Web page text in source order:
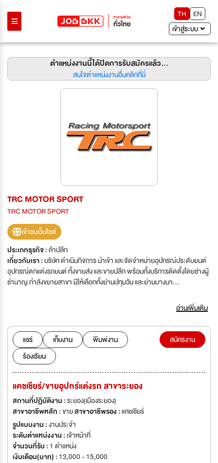
TH
EN
เข้าสู่ระบบ
ตำแหน่งงานนี้ได้ปิดการรับสมัครแล้ว...
สนใจตำแหน่งงานอื่นคลิกที่นี่
TRC MOTOR SPORT
TRC MOTOR SPORT
เข้าชมเว็บไซต์
ประเภทธุรกิจ :ค้าปลีก
เกี่ยวกับเรา :บริษัท ดำเนินกิจการ นำเข้า และจัดจำหน่ายอุปกรณ์ประดับยนต์
อุปกรณ์ตกแต่งรถยนต์ ทั้งขายส่ง และขายปลีก พร้อมทั้งบริการติดตั้งโดยช่างผู้
ชำนาญ กำลังขยายสาขา มีให้เลือกทั้งย่านปทุมวัน และย่านบางนา
48 (แยกวัดศรีเอี่ยม) ถ.บางนา-ตราด กม.4 แขวงบางนา เขตบางนา กรุงเทพฯ
อ่านเพิ่มเติม
แชร์ เก็บงาน
พิมพ์งาน
ร้องเรียน
สมัครงาน
แคชเชียร์/ขายอุปกร์แต่งรถ สาขาระยอง
สถานที่ปฏิบัติงาน :ระยอง(เมืองระยอง)
สาขาอาชีพหลัก :ขายสาขาอาชีพรอง :แคชเชียร์
รูปแบบงาน :งานประจำ
ระดับตำแหน่งงาน : เจ้าหน้าที่
จำนวนที่รับ : 1 ตำแหน่ง
เงินเดือน(บาท) : 13,000 - 15,000